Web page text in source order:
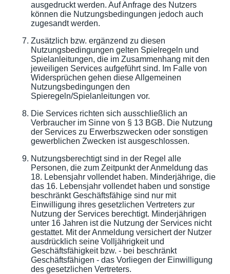
ausgedruckt werden. Auf Anfrage des Nutzers
können die Nutzungsbedingungen jedoch auch
zugesandt werden.
Zusätzlich bzw. ergänzend zu diesen
Nutzungsbedingungen gelten Spielregeln und
Spielanleitungen, die im Zusammenhang mit den
jeweiligen Services aufgeführt sind. Im Falle von
Widersprüchen gehen diese Allgemeinen
Nutzungsbedingungen den
Spieregeln/Spielanleitungen vor.
Die Services richten sich ausschließlich an
Verbraucher im Sinne von § 13 BGB. Die Nutzung
der Services zu Erwerbszwecken oder sonstigen
gewerblichen Zwecken ist ausgeschlossen.
Nutzungsberechtigt sind in der Regel alle
Personen, die zum Zeitpunkt der Anmeldung das
18. Lebensjahr vollendet haben. Minderjährige, die
das 16. Lebensjahr vollendet haben und sonstige
beschränkt Geschäftsfähige sind nur mit
Einwilligung ihres gesetzlichen Vertreters zur
Nutzung der Services berechtigt. Minderjährigen
unter 16 Jahren ist die Nutzung der Services nicht
gestattet. Mit der Anmeldung versichert der Nutzer
ausdrücklich seine Volljährigkeit und
Geschäftsfähigkeit bzw. - bei beschränkt
Geschäftsfähigen - das Vorliegen der Einwilligung
des gesetzlichen Vertreters.